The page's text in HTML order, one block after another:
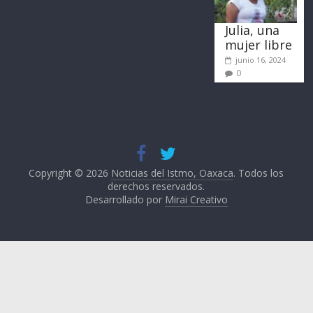
Julia, una
mujer libre
junio 16, 2024
0
Copyright © 2026 Noticias del Istmo, Oaxaca. Todos los
derechos reservados.
Desarrollado por Mirai Creativo